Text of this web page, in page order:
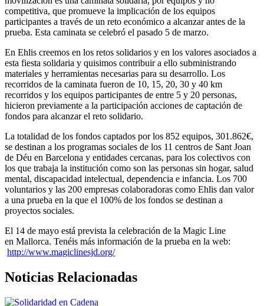
competitiva, que promueve la implicación de los equipos
participantes a través de un reto económico a alcanzar antes de la
prueba. Esta caminata se celebró el pasado 5 de marzo.
En Ehlis creemos en los retos solidarios y en los valores asociados a
esta fiesta solidaria y quisimos contribuir a ello subministrando
materiales y herramientas necesarias para su desarrollo. Los
recorridos de la caminata fueron de 10, 15, 20, 30 y 40 km
recorridos y los equipos participantes de entre 5 y 20 personas,
hicieron previamente a la participación acciones de captación de
fondos para alcanzar el reto solidario.
La totalidad de los fondos captados por los 852 equipos, 301.862€,
se destinan a los programas sociales de los 11 centros de Sant Joan
de Déu en Barcelona y entidades cercanas, para los colectivos con
los que trabaja la institución como son las personas sin hogar, salud
mental, discapacidad intelectual, dependencia e infancia. Los 700
voluntarios y las 200 empresas colaboradoras como Ehlis dan valor
a una prueba en la que el 100% de los fondos se destinan a
proyectos sociales.
El 14 de mayo está prevista la celebración de la Magic Line
en Mallorca. Tenéis más información de la prueba en la web:
http://www.magiclinesjd.org/
Noticias Relacionadas